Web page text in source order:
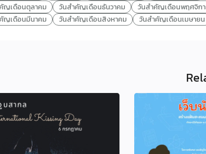
ญเดือนตุลาคม
วันสำคัญเดือนธันวาคม วันสำคัญเดือนพฤศจิก
ญเดือนมีนาคม
วันสำคัญเดือนสิงหาคม วันสำคัญเดือนเมษายน